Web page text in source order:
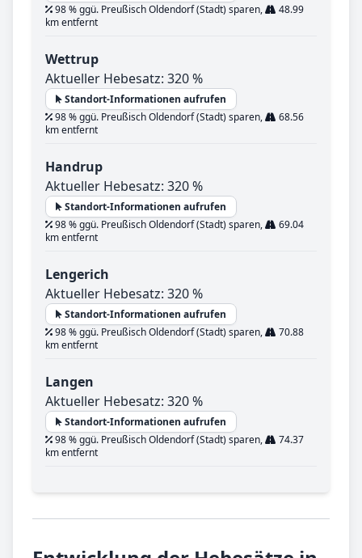
98 % ggü. Preußisch Oldendorf (Stadt) sparen,
48.99
km entfernt
Wettrup
Aktueller Hebesatz: 320 %
Standort-Informationen aufrufen
98 % ggü. Preußisch Oldendorf (Stadt) sparen,
68.56
km entfernt
Handrup
Aktueller Hebesatz: 320 %
Standort-Informationen aufrufen
98 % ggü. Preußisch Oldendorf (Stadt) sparen,
69.04
km entfernt
Lengerich
Aktueller Hebesatz: 320 %
Standort-Informationen aufrufen
98 % ggü. Preußisch Oldendorf (Stadt) sparen,
70.88
km entfernt
Langen
Aktueller Hebesatz: 320 %
Standort-Informationen aufrufen
98 % ggü. Preußisch Oldendorf (Stadt) sparen,
74.37
km entfernt